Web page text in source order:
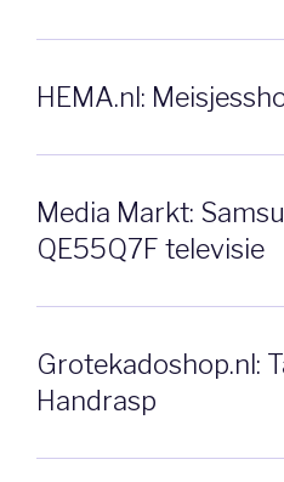
HEMA.nl:
Media Markt:
QE55Q7F televisie
Grotekadoshop.nl:
Handrasp